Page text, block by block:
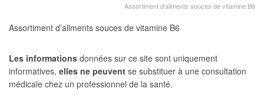
Assortiment d'aliments souces de vitamine B6
Assortiment d’aliments souces de vitamine B6
Les informations données sur ce site sont uniquement
informatives, elles ne peuvent se substituer à une consultation
médicale chez un professionnel de la santé.